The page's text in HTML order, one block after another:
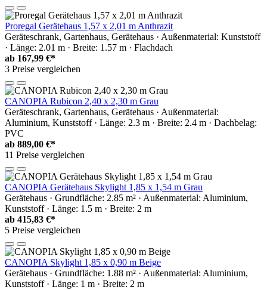
Proregal Gerätehaus 1,57 x 2,01 m Anthrazit
Geräteschrank, Gartenhaus, Gerätehaus · Außenmaterial: Kunststoff
· Länge: 2.01 m · Breite: 1.57 m · Flachdach
ab 167,99 €*
3 Preise vergleichen
CANOPIA Rubicon 2,40 x 2,30 m Grau
Geräteschrank, Gartenhaus, Gerätehaus · Außenmaterial:
Aluminium, Kunststoff · Länge: 2.3 m · Breite: 2.4 m · Dachbelag:
PVC
ab 889,00 €*
11 Preise vergleichen
CANOPIA Gerätehaus Skylight 1,85 x 1,54 m Grau
Gerätehaus · Grundfläche: 2.85 m² · Außenmaterial: Aluminium,
Kunststoff · Länge: 1.5 m · Breite: 2 m
ab 415,83 €*
5 Preise vergleichen
CANOPIA Skylight 1,85 x 0,90 m Beige
Gerätehaus · Grundfläche: 1.88 m² · Außenmaterial: Aluminium,
Kunststoff · Länge: 1 m · Breite: 2 m